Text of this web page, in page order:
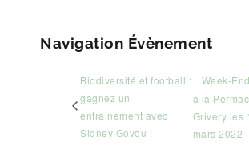
Navigation Évènement
Biodiversité et football :
gagnez un
entrainement avec
Sidney Govou !
Week-
à la
Grivery les
mars 2022